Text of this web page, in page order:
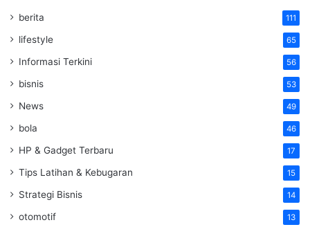
berita 111
lifestyle 65
Informasi Terkini 56
bisnis 53
News 49
bola 46
HP & Gadget Terbaru 17
Tips Latihan & Kebugaran 15
Strategi Bisnis 14
otomotif 13